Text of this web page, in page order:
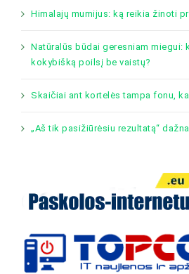
Himalajų mumijus: ką reikia žinoti
Natūralūs būdai geresniam miegui:
kokybišką poilsį be vaistų?
Skaičiai ant kortelės tampa fonu,
„Aš tik pasižiūrėsiu rezultatą“